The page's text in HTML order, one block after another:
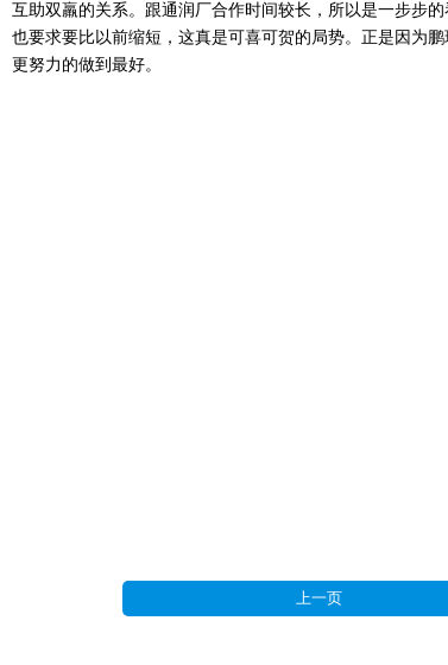
互助双羸的关系。跟通润厂合作时间较长，所以是一步步
也要求要比以前缩短，这真是可喜可贺的局势。正是因为
更努力的做到最好。
上一页